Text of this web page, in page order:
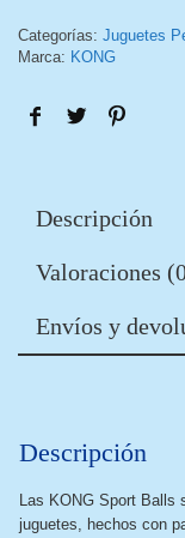
Categorías: Juguetes
Marca: KONG
Descripción
Valoraciones
Envíos y
Descripción
Las KONG Sport Balls
juguetes, hechos con